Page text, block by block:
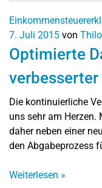
7. Juli 2015 von
Optimierte
Die kontinuierliche
uns sehr am Herzen.
daher neben einer
den Abgabeprozess
Weiterlesen »